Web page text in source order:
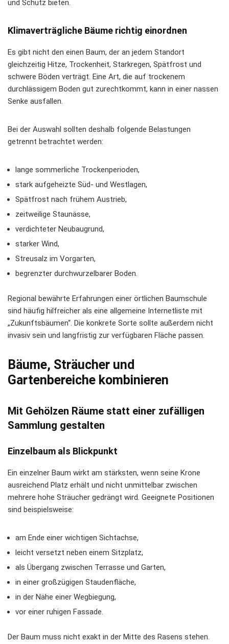
und Schutz bieten.
Klimaverträgliche Bäume richtig einordnen
Es gibt nicht den einen Baum, der an jedem Standort
gleichzeitig Hitze, Trockenheit, Starkregen, Spätfrost und
schwere Böden verträgt. Eine Art, die auf trockenem
durchlässigem Boden gut zurechtkommt, kann in einer nassen
Senke ausfallen.
Bei der Auswahl sollten deshalb folgende Belastungen
getrennt betrachtet werden:
lange sommerliche Trockenperioden,
stark aufgeheizte Süd- und Westlagen,
Spätfrost nach frühem Austrieb,
zeitweilige Staunässe,
verdichteter Neubaugrund,
starker Wind,
Streusalz im Vorgarten,
begrenzter durchwurzelbarer Boden.
Regional bewährte Erfahrungen einer örtlichen Baumschule
sind häufig hilfreicher als eine allgemeine Internetliste mit
„Zukunftsbäumen“. Die konkrete Sorte sollte außerdem nicht
invasiv sein und langfristig zur verfügbaren Fläche passen.
Bäume, Sträucher und
Gartenbereiche kombinieren
Mit Gehölzen Räume statt einer zufälligen
Sammlung gestalten
Einzelbaum als Blickpunkt
Ein einzelner Baum wirkt am stärksten, wenn seine Krone
ausreichend Platz erhält und nicht unmittelbar zwischen
mehrere hohe Sträucher gedrängt wird. Geeignete Positionen
sind beispielsweise:
am Ende einer wichtigen Sichtachse,
leicht versetzt neben einem Sitzplatz,
als Übergang zwischen Terrasse und Garten,
in einer großzügigen Staudenfläche,
in der Nähe einer Wegbiegung,
vor einer ruhigen Fassade.
Der Baum muss nicht exakt in der Mitte des Rasens stehen.